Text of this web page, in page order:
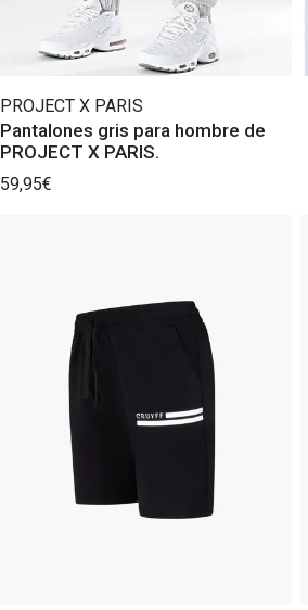
PROJECT X PARIS
Pantalones gris para hombre de
PROJECT X PARIS.
59,95€